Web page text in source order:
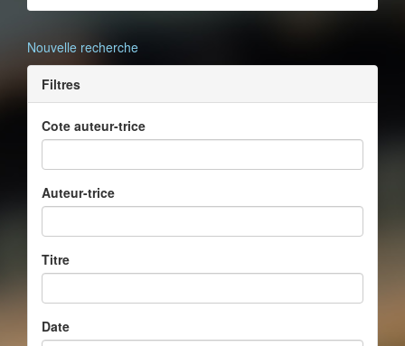
Nouvelle recherche
Filtres
Cote auteur-trice
Auteur-trice
Titre
Date